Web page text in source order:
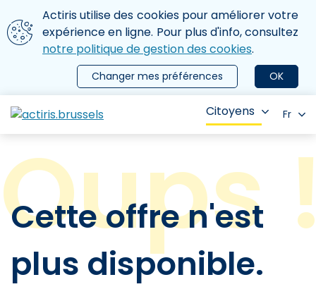
Aller au contenu principal
Nous utilisons des cookies
Actiris utilise des cookies pour améliorer votre
expérience en ligne. Pour plus d'info, consultez
notre politique de gestion des cookies.
OK
Changer mes préférences
le menu
Citoyens Fr
Cette offre n'est
plus disponible.